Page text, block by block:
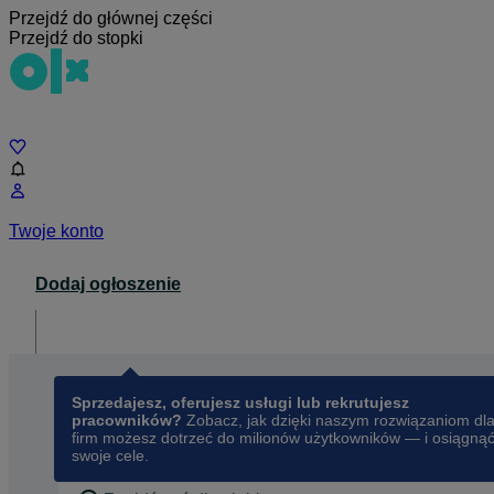
Przejdź do głównej części
Przejdź do stopki
Twoje konto
Dodaj ogłoszenie
Sprzedajesz, oferujesz usługi lub rekrutujesz
pracowników? Zobacz, jak dzięki naszym rozwiązaniom dla
firm możesz dotrzeć do milionów użytkowników — i osiągnąć
swoje cele.